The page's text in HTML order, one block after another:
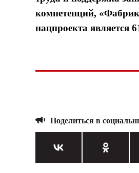
компетенций,
нацпроекта является
Поделиться в